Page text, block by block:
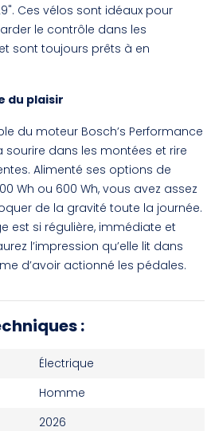
Ces vélos sont idéaux pour
le contrôle dans les
sont toujours prêts à en
du plaisir
du moteur Bosch’s Performance
sourire dans les montées et rire
Alimenté ses options de
Wh ou 600 Wh, vous avez assez
de la gravité toute la journée.
est si régulière, immédiate et
l’impression qu’elle lit dans
d’avoir actionné les pédales.
:
Électrique
Homme
2026